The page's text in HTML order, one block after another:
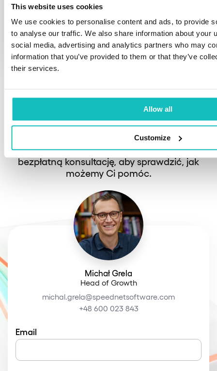
This website uses cookies
We use cookies to personalise content and ads, to provide
to analyse our traffic. We also share information about your
social media, advertising and analytics partners who may
information that you’ve provided to them or that they’ve
their services.
Allow all
Customize
Po zostawieniu maila skontaktujemy się z
Tobą w ciągu 24 godzin.
Umów bezpłatną
konsultację
Jeśli masz potrzeby, które chciałbyś omówić z
ekspertami technicznymi, umów się na
bezpłatną konsultację, aby sprawdzić, jak
możemy Ci pomóc.
Michał Grela
Head of Growth
michal.grela@speednetsoftware.com
+48 600 023 843
Email